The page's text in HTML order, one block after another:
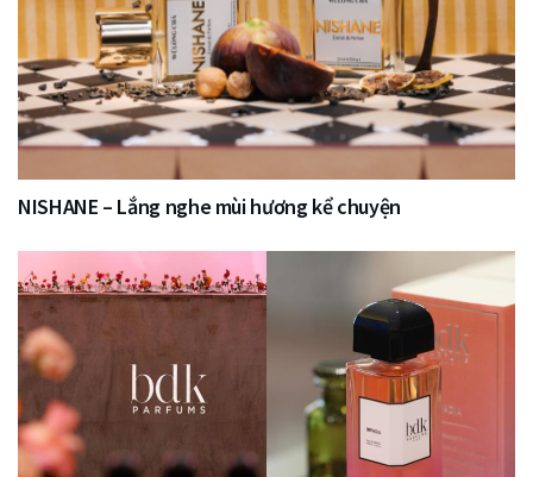
NISHANE – Lắng nghe mùi hương kể chuyện